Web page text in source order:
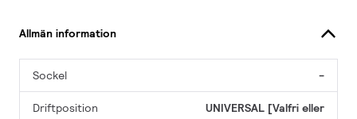
Allmän information
Sockel -
Driftposition
UNIVERSAL [Valfri eller